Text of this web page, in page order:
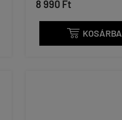
8 990 Ft
 KOSÁRBA